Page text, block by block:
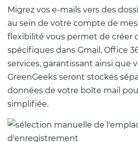
Migrez vos e-mails vers des
au sein de votre compte de
flexibilité vous permet de créer
spécifiques dans Gmail, Office
services, garantissant ainsi que
GreenGeeks seront stockés
données de votre boîte mail
simplifiée.